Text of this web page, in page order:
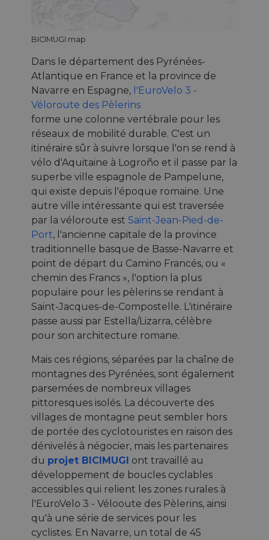
BICIMUGI map
Dans le département des Pyrénées-
Atlantique en France et la province de
Navarre en Espagne, l'EuroVelo 3 -
Véloroute des Pèlerins
forme une colonne vertébrale pour les
réseaux de mobilité durable. C'est un
itinéraire sûr à suivre lorsque l'on se rend à
vélo d'Aquitaine à Logroño et il passe par la
superbe ville espagnole de Pampelune,
qui existe depuis l'époque romaine. Une
autre ville intéressante qui est traversée
par la véloroute est Saint-Jean-Pied-de-
Port, l'ancienne capitale de la province
traditionnelle basque de Basse-Navarre et
point de départ du Camino Francés, ou «
chemin des Francs », l'option la plus
populaire pour les pèlerins se rendant à
Saint-Jacques-de-Compostelle. L'itinéraire
passe aussi par Estella/Lizarra, célèbre
pour son architecture romane.
Mais ces régions, séparées par la chaîne de
montagnes des Pyrénées, sont également
parsemées de nombreux villages
pittoresques isolés. La découverte des
villages de montagne peut sembler hors
de portée des cyclotouristes en raison des
dénivelés à négocier, mais les partenaires
du projet BICIMUGI ont travaillé au
développement de boucles cyclables
accessibles qui relient les zones rurales à
l'EuroVelo 3 - Vélooute des Pèlerins, ainsi
qu'à une série de services pour les
cyclistes. En Navarre, un total de 45